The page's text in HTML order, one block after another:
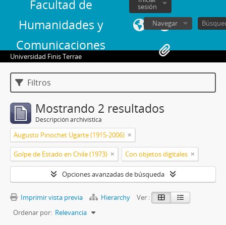
Facultad de
Humanidades y
Comunicaciones
sesión
Navegar
Universidad Finis Terrae
Filtros
Mostrando 2 resultados
Descripción archivística
Augusto Pinochet Ugarte (1915-2006)
Golpe de Estado en Chile (1973) Con objetos digitales
Opciones avanzadas de búsqueda
Imprimir vista previa Hierarchy
Ver :
Ordenar por: Relevancia